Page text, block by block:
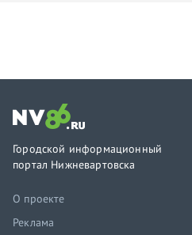
Городской информационный
портал Нижневартовска
О проекте
Реклама